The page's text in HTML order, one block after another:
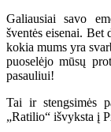
Galiausiai savo
šventės eisenai.
kokia mums yra
puoselėjo mūsų
pasauliui!
Tai ir stengsimės
„Ratilio“ išvyksta į